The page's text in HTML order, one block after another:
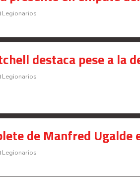
Legionarios
destaca pese a la
Legionarios
de Manfred
Legionarios